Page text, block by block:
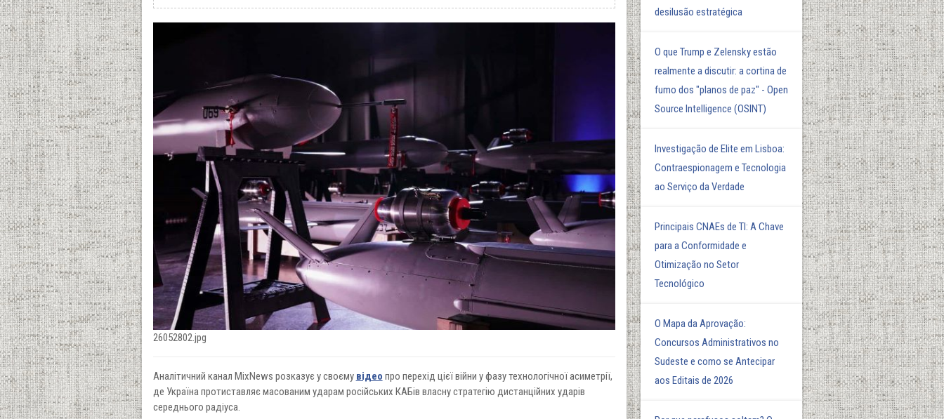
26052802.jpg
Аналітичний канал MixNews розказує у своєму відео про перехід цієї війни у фазу технологічної асиметрії,
де Україна протиставляє масованим ударам російських КАБів власну стратегію дистанційних ударів
середнього радіуса.
desilusão estratégica
O que Trump e Zelensky estão
realmente a discutir: a cortina de
fumo dos "planos de paz" - Open
Source Intelligence (OSINT)
Investigação de Elite em Lisboa:
Contraespionagem e Tecnologia
ao Serviço da Verdade
Principais CNAEs de TI: A Chave
para a Conformidade e
Otimização no Setor
Tecnológico
O Mapa da Aprovação:
Concursos Administrativos no
Sudeste e como se Antecipar
aos Editais de 2026